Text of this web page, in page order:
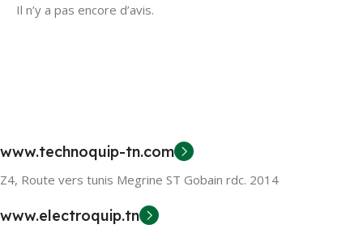
Il n’y a pas encore d’avis.
www.technoquip-tn.com
Z4, Route vers tunis Megrine ST Gobain rdc. 2014
www.electroquip.tn